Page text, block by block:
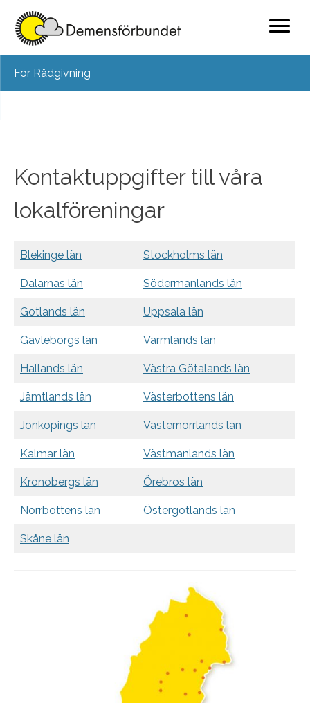
content
För Rådgivning
Kontaktuppgifter till våra
lokalföreningar
Blekinge län Stockholms län
Dalarnas län Södermanlands län
Gotlands län Uppsala län
Gävleborgs län Värmlands län
Hallands län Västra Götalands län
Jämtlands län Västerbottens län
Jönköpings län Västernorrlands län
Kalmar län Västmanlands län
Kronobergs län Örebros län
Norrbottens län Östergötlands län
Skåne län